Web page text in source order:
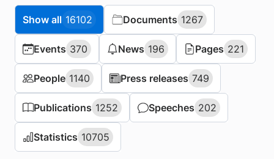
Show all 16102
Show all 16102 Documents 1267
Documents 1267
Events 370
Events 370 News 196
News 196 Pages 221
Pages 221
People 1140
People 1140 Press releases 749
Press releases 749
Publications 1252
Publications 1252 Speeches 202
Speeches 202
Statistics 10705
Statistics 10705